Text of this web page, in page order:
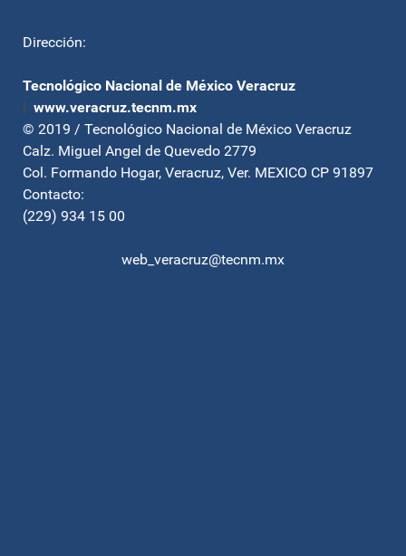
Dirección:
Tecnológico Nacional de México Veracruz
| www.veracruz.tecnm.mx
© 2019 / Tecnológico Nacional de México Veracruz
Calz. Miguel Angel de Quevedo 2779
Col. Formando Hogar, Veracruz, Ver. MEXICO CP 91897
Contacto:
(229) 934 15 00
web_veracruz@tecnm.mx